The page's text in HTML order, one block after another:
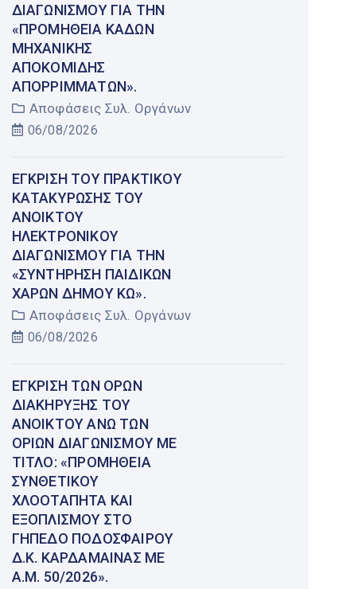
ΔΙΑΓΩΝΙΣΜΟΎ ΓΙΑ ΤΗΝ
«ΠΡΟΜΉΘΕΙΑ ΚΆΔΩΝ
ΜΗΧΑΝΙΚΉΣ
ΑΠΟΚΟΜΙΔΉΣ
ΑΠΟΡΡΙΜΜΆΤΩΝ».
Αποφάσεις Συλ. Οργάνων
06/08/2026
ΈΓΚΡΙΣΗ ΤΟΥ ΠΡΑΚΤΙΚΟΎ
ΚΑΤΑΚΎΡΩΣΗΣ ΤΟΥ
ΑΝΟΙΚΤΟΎ
ΗΛΕΚΤΡΟΝΙΚΟΎ
ΔΙΑΓΩΝΙΣΜΟΎ ΓΙΑ ΤΗΝ
«ΣΥΝΤΉΡΗΣΗ ΠΑΙΔΙΚΏΝ
ΧΑΡΏΝ ΔΉΜΟΥ ΚΩ».
Αποφάσεις Συλ. Οργάνων
06/08/2026
ΈΓΚΡΙΣΗ ΤΩΝ ΌΡΩΝ
ΔΙΑΚΉΡΥΞΗΣ ΤΟΥ
ΑΝΟΙΚΤΟΎ ΆΝΩ ΤΩΝ
ΟΡΊΩΝ ΔΙΑΓΩΝΙΣΜΟΎ ΜΕ
ΤΊΤΛΟ: «ΠΡΟΜΉΘΕΙΑ
ΣΥΝΘΕΤΙΚΟΎ
ΧΛΟΟΤΆΠΗΤΑ ΚΑΙ
ΕΞΟΠΛΙΣΜΟΎ ΣΤΟ
ΓΉΠΕΔΟ ΠΟΔΟΣΦΑΊΡΟΥ
Δ.Κ. ΚΑΡΔΆΜΑΙΝΑΣ ΜΕ
Α.Μ. 50/2026».